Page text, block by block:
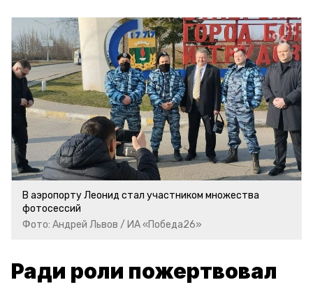
В аэропорту Леонид стал участником множества
фотосессий
Фото: Андрей Львов / ИА «Победа26»
Ради роли пожертвовал